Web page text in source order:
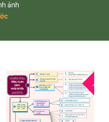
ảnh
16
THG5